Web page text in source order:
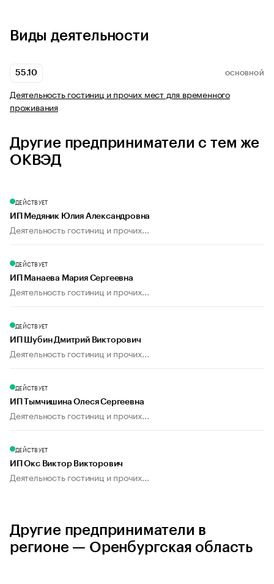
Виды деятельности
55.10 ОСНОВНОЙ
Деятельность гостиниц и прочих мест для временного
проживания
Другие предприниматели с тем же
ОКВЭД
ДЕЙСТВУЕТ
ИП Медяник Юлия Александровна
Деятельность гостиниц и прочих...
ДЕЙСТВУЕТ
ИП Манаева Мария Сергеевна
Деятельность гостиниц и прочих...
ДЕЙСТВУЕТ
ИП Шубин Дмитрий Викторович
Деятельность гостиниц и прочих...
ДЕЙСТВУЕТ
ИП Тымчишина Олеся Сергеевна
Деятельность гостиниц и прочих...
ДЕЙСТВУЕТ
ИП Окс Виктор Викторович
Деятельность гостиниц и прочих...
Другие предприниматели в
регионе — Оренбургская область